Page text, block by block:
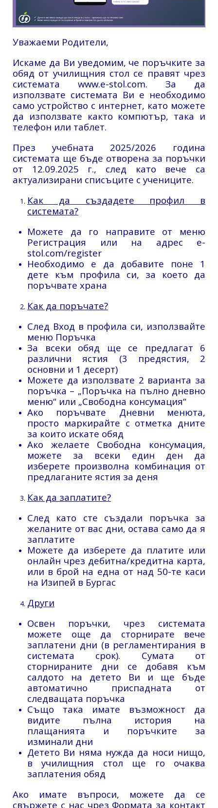
Уважаеми Родители,
Искаме да Ви уведомим, че поръчките за
обяд от училищния стол се правят чрез
системата www.e-stol.com. За да
използвате системата Ви е необходимо
само устройство с интернет, като можете
да използвате както компютър, така и
телефон или таблет.
През учебната 2025/2026 година
системата ще бъде отворена за поръчки
от 12.09.2025 г., след като вече са
актуализирани списъците с учениците.
Как да създадете профил в
системата?
Можете да го направите от меню
Регистрация или на адрес e-
stol.com/register
Необходимо е да добавите поне 1
дете към профила си, за което да
поръчвате храна
Как да поръчате?
След Вход в профила си, използвайте
меню Поръчка
За всеки обяд ще се предлагат 6
различни ястия (3 предястия, 2
основни и 1 десерт)
Можете да използвате 2 варианта за
поръчка – „Поръчка на пълно дневно
меню“ или „Свободна консумация“
Ако поръчвате Дневни менюта,
просто маркирайте с отметка дните
за които искате обяд
Ако желаете Свободна консумация,
можете за всеки един ден да
изберете произволна комбинация от
предлаганите ястия за деня
Как да заплатите?
След като сте създали поръчка за
желаните от вас дни, остава само да я
заплатите
Можете да изберете да платите или
онлайн чрез дебитна/кредитна карта,
или в брой на една от над 50-те каси
на Изипей в Бургас
Други
Освен поръчки, чрез системата
можете още да сторнирате вече
заплатени дни (в регламентирания в
системата срок). Сумата от
сторнираните дни се добавя към
салдото на детето Ви и ще бъде
автоматично приспадната от
следващата поръчка
Също така имате възможност да
видите пълна история на
плащанията и поръчките за
изминали дни
Детето Ви няма нужда да носи нищо,
в училищния стол ще го очаква
заплатения обяд
Ако имате въпроси, можете да се
свържете с нас чрез Формата за контакт